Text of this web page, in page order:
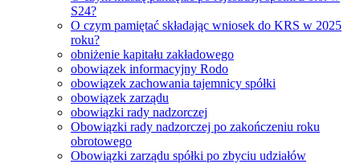
S24?
O czym pamiętać składając wniosek do KRS w 2025
roku?
obniżenie kapitału zakładowego
obowiązek informacyjny Rodo
obowiązek zachowania tajemnicy spółki
obowiązek zarządu
obowiązki rady nadzorczej
Obowiązki rady nadzorczej po zakończeniu roku
obrotowego
Obowiązki zarządu spółki po zbyciu udziałów